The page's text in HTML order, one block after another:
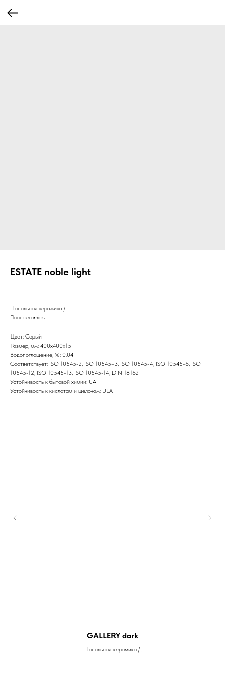
ESTATE noble light
Напольная керамика /
Floor ceramics
Цвет: Серый
Размер, мм: 400х400х15
Водопоглощение, %: 0.04
Соответствует: ISO 10545-2, ISO 10545-3, ISO 10545-4, ISO 10545-6, ISO
10545-12, ISO 10545-13, ISO 10545-14, DIN 18162
Устойчивость к бытовой химии: UA
Устойчивость к кислотам и щелочам: ULA
GALLERY dark
Напольная керамика /